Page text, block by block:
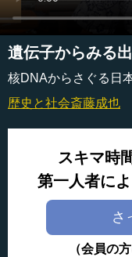
遺伝子からみる
核DNAからさぐる日
歴史と社会斎藤成也
スキマ時
第一人者に
さ
（会員の